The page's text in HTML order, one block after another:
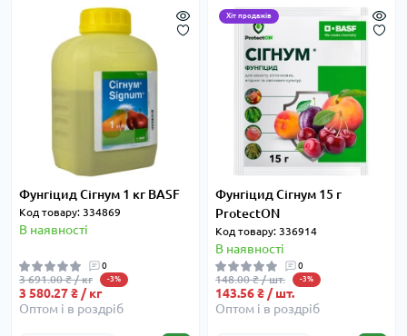
Фунгіцид Сігнум 1 кг BASF
Код товару: 334869
В наявності
0
3 691.00 ₴ / кг -3%
3 580.27 ₴ / кг
Оптом і в роздріб
Хіт продажів
Фунгіцид Сігнум 15 г
ProtectON
Код товару: 336914
В наявності
0
148.00 ₴ / шт. -3%
143.56 ₴ / шт.
Оптом і в роздріб